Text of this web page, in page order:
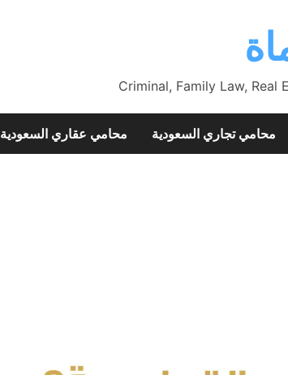
Criminal, Family Law, Real
محامي تجاري السعودية محامي عقاري السعودية